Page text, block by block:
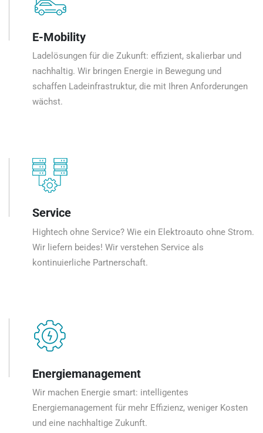
E-Mobility
Ladelösungen für die Zukunft: effizient, skalierbar und
nachhaltig. Wir bringen Energie in Bewegung und
schaffen Ladeinfrastruktur, die mit Ihren Anforderungen
wächst.
Service
Hightech ohne Service? Wie ein Elektroauto ohne Strom.
Wir liefern beides! Wir verstehen Service als
kontinuierliche Partnerschaft.
Energiemanagement
Wir machen Energie smart: intelligentes
Energiemanagement für mehr Effizienz, weniger Kosten
und eine nachhaltige Zukunft.